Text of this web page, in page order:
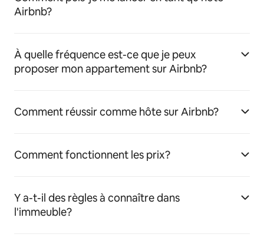
Airbnb?
À quelle fréquence est-ce que je peux
proposer mon appartement sur Airbnb?
Comment réussir comme hôte sur Airbnb?
Comment fonctionnent les prix?
Y a-t-il des règles à connaître dans
l'immeuble?